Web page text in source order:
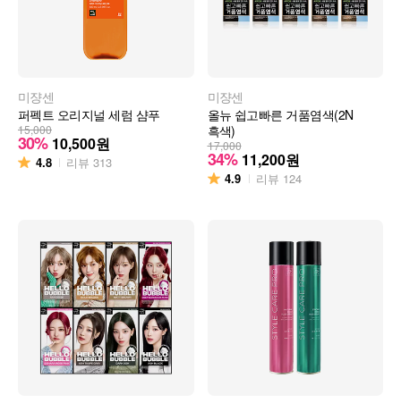
미쟝센
퍼펙트 오리지널 세럼 샴푸
15,000
30% 10,500원
4.8 리뷰 313
미쟝센
올뉴 쉽고빠른 거품염색(2N
흑색)
17,000
34% 11,200원
4.9 리뷰 124